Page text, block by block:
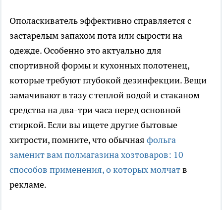
Ополаскиватель эффективно справляется с
застарелым запахом пота или сырости на
одежде. Особенно это актуально для
спортивной формы и кухонных полотенец,
которые требуют глубокой дезинфекции. Вещи
замачивают в тазу с теплой водой и стаканом
средства на два-три часа перед основной
стиркой. Если вы ищете другие бытовые
хитрости, помните, что обычная фольга
заменит вам полмагазина хозтоваров: 10
способов применения, о которых молчатв
рекламе.